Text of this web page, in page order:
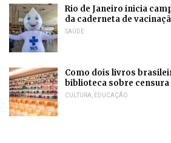
Rio de Janeiro inicia
da caderneta de
SAÚDE
Como dois livros
biblioteca sobre
CULTURA, EDUCAÇÃO